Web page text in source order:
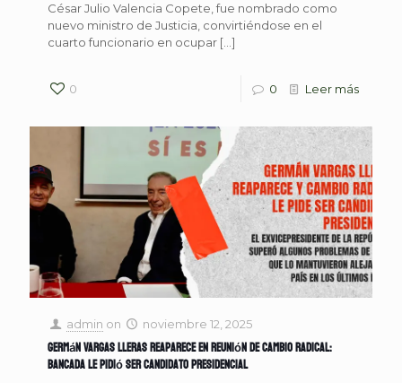
César Julio Valencia Copete, fue nombrado como
nuevo ministro de Justicia, convirtiéndose en el
cuarto funcionario en ocupar […]
0 0 Leer más
admin on noviembre 12, 2025
Germán Vargas Lleras reaparece en reunión de Cambio Radical:
bancada le pidió ser candidato presidencial